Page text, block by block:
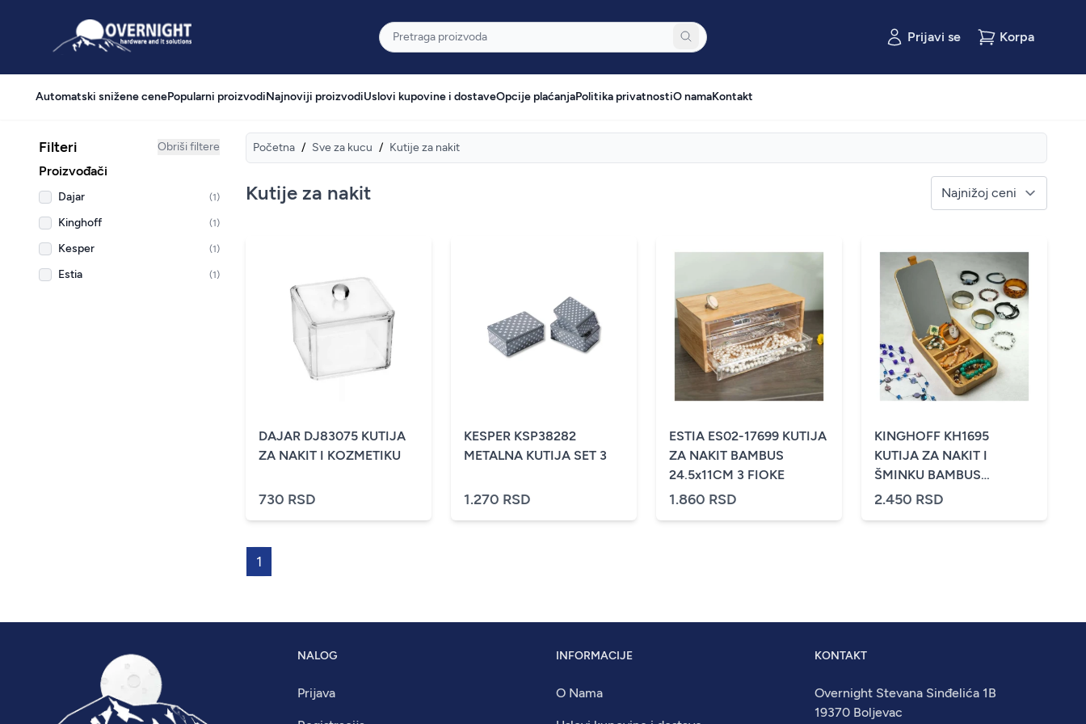
Overnight Pretraga
Prijavi se Korpa
Automatski snižene cenePopularni proizvodiNajnoviji proizvodiUslovi kupovine i dostaveOpcije plaćanjaPolitika privatnostiO namaKontakt
Filteri Obriši filtere
Proizvođači
Dajar (1)
Kinghoff (1)
Kesper (1)
Estia (1)
Početna / Sve za kucu / Kutije za nakit
Kutije za nakit
DAJAR DJ83075 KUTIJA
ZA NAKIT I KOZMETIKU
730 RSD
KESPER KSP38282
METALNA KUTIJA SET 3
1.270 RSD
ESTIA ES02-17699 KUTIJA
ZA NAKIT BAMBUS
24.5x11CM 3 FIOKE
1.860 RSD
KINGHOFF KH1695
KUTIJA ZA NAKIT I
ŠMINKU BAMBUS
24X14X3.5CM
2.450 RSD
1
NALOG
Prijava
INFORMACIJE
O Nama
KONTAKT
Overnight Stevana Sinđelića 1B
19370 Boljevac